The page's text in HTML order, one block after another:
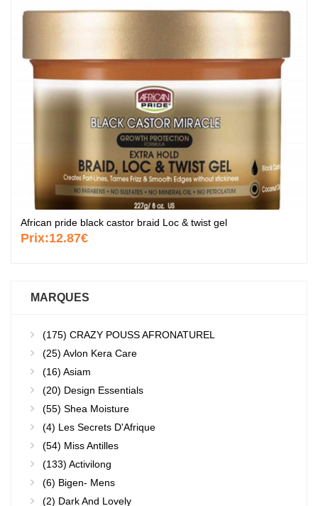
African pride black castor braid Loc & twist gel
Prix:12.87€
MARQUES
(175) CRAZY POUSS AFRONATUREL
(25) Avlon Kera Care
(16) Asiam
(20) Design Essentials
(55) Shea Moisture
(4) Les Secrets D'Afrique
(54) Miss Antilles
(133) Activilong
(6) Bigen- Mens
(2) Dark And Lovely